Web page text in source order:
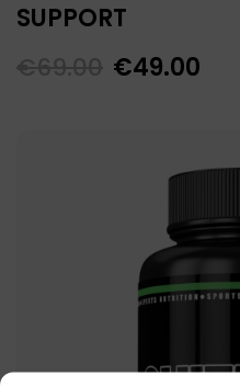
SUPPORT
€49.00